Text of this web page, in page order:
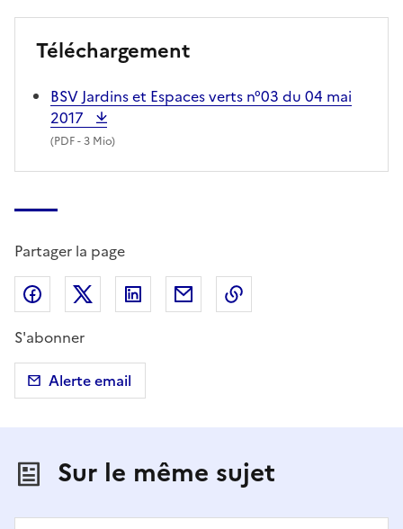
Téléchargement
BSV Jardins et Espaces verts n°03 du 04 mai
2017
(PDF- 3 Mio)
Partager la page
Partager sur Facebook
Partager sur X (anciennement Twitter)
Partager sur LinkedIn
Partager par email
S'abonner
Alerte email
Sur le même sujet